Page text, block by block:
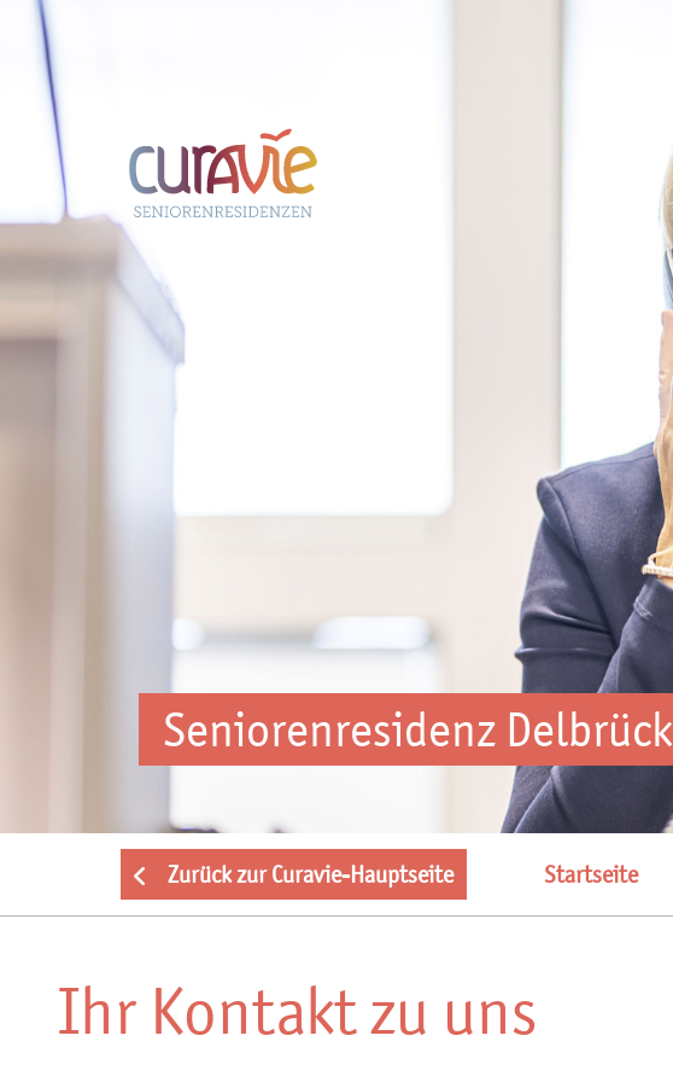
Seniorenresidenz Delbrück
Zurück zur Curavie-Hauptseite Startseite
Ihr Kontakt zu uns